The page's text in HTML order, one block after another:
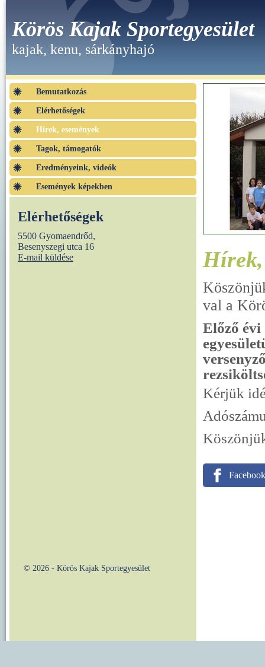
Körös Kajak Sportegyesület
kajak, kenu, sárkányhajó
Bemutatkozás
Elérhetőségek
Hírek, események
Tagok, támogatók
Eredményeink, videók
Események képekben
Elérhetőségek
5500 Gyomaendrőd,
Besenyszegi utca 16
E-mail küldése
Hírek,
val a
Előző
Kérjük
Facebook
© 2026 - Körös Kajak Sportegyesület